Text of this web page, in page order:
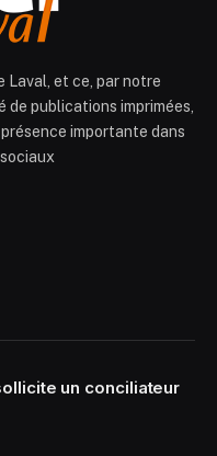
Laval, et ce, par notre
publications imprimées,
importante dans
un conciliateur